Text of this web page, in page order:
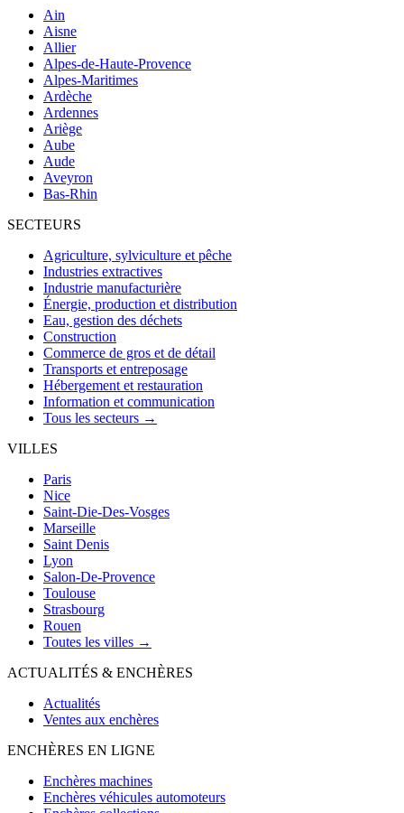
Ain
Aisne
Allier
Alpes-de-Haute-Provence
Alpes-Maritimes
Ardèche
Ardennes
Ariège
Aube
Aude
Aveyron
Bas-Rhin
SECTEURS
Agriculture, sylviculture et pêche
Industries extractives
Industrie manufacturière
Énergie, production et distribution
Eau, gestion des déchets
Construction
Commerce de gros et de détail
Transports et entreposage
Hébergement et restauration
Information et communication
Tous les secteurs →
VILLES
Paris
Nice
Saint-Die-Des-Vosges
Marseille
Saint Denis
Lyon
Salon-De-Provence
Toulouse
Strasbourg
Rouen
Toutes les villes →
ACTUALITÉS & ENCHÈRES
Actualités
Ventes aux enchères
ENCHÈRES EN LIGNE
Enchères machines
Enchères véhicules automoteurs